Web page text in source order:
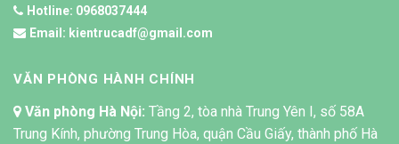
Hotline: 0968037444
Email: kientrucadf@gmail.com
VĂN PHÒNG HÀNH CHÍNH
Văn phòng Hà Nội: Tầng 2, tòa nhà Trung Yên I, số 58A
Trung Kính, phường Trung Hòa, quận Cầu Giấy, thành phố Hà